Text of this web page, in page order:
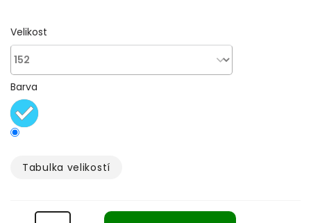
Velikost
Barva
Tabulka velikostí­